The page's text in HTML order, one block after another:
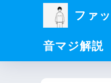
ファ
音マジ解説